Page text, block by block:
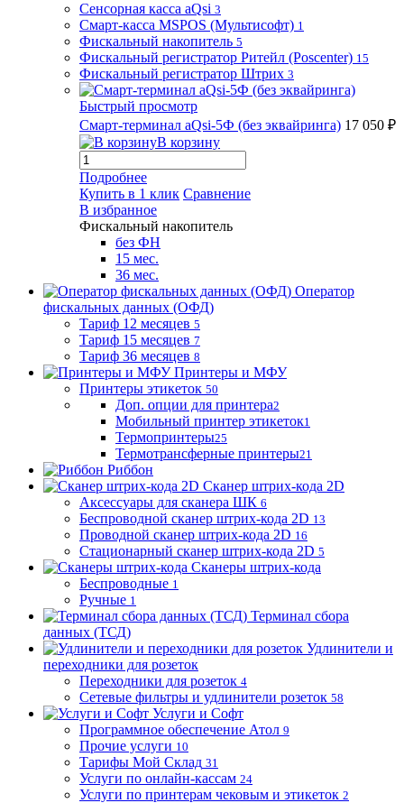
Сенсорная касса aQsi 3
Смарт-касса MSPOS (Мультисофт) 1
Фискальный накопитель 5
Фискальный регистратор Ритейл (Poscenter) 15
Фискальный регистратор Штрих 3
Быстрый просмотр
Смарт-терминал aQsi-5Ф (без эквайринга) 17 050 ₽
В корзину
Подробнее
Купить в 1 клик Сравнение
В избранное
Фискальный накопитель
без ФН
15 мес.
36 мес.
Оператор
фискальных данных (ОФД)
Тариф 12 месяцев 5
Тариф 15 месяцев 7
Тариф 36 месяцев 8
Принтеры и МФУ
Принтеры этикеток 50
Доп. опции для принтера2
Мобильный принтер этикеток1
Термопринтеры25
Термотрансферные принтеры21
Риббон
Сканер штрих-кода 2D
Аксессуары для сканера ШК 6
Беспроводной сканер штрих-кода 2D 13
Проводной сканер штрих-кода 2D 16
Стационарный сканер штрих-кода 2D 5
Сканеры штрих-кода
Беспроводные 1
Ручные 1
Терминал сбора
данных (ТСД)
Удлинители и
переходники для розеток
Переходники для розеток 4
Сетевые фильтры и удлинители розеток 58
Услуги и Софт
Программное обеспечение Атол 9
Прочие услуги 10
Тарифы Мой Склад 31
Услуги по онлайн-кассам 24
Услуги по принтерам чековым и этикеток 2